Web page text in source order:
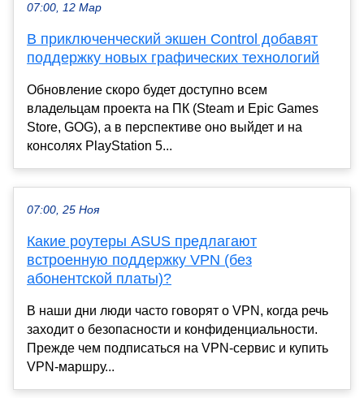
07:00, 12 Мар
В приключенческий экшен Control добавят
поддержку новых графических технологий
Обновление скоро будет доступно всем
владельцам проекта на ПК (Steam и Epic Games
Store, GOG), а в перспективе оно выйдет и на
консолях PlayStation 5...
07:00, 25 Ноя
Какие роутеры ASUS предлагают
встроенную поддержку VPN (без
абонентской платы)?
В наши дни люди часто говорят о VPN, когда речь
заходит о безопасности и конфиденциальности.
Прежде чем подписаться на VPN-сервис и купить
VPN-маршру...